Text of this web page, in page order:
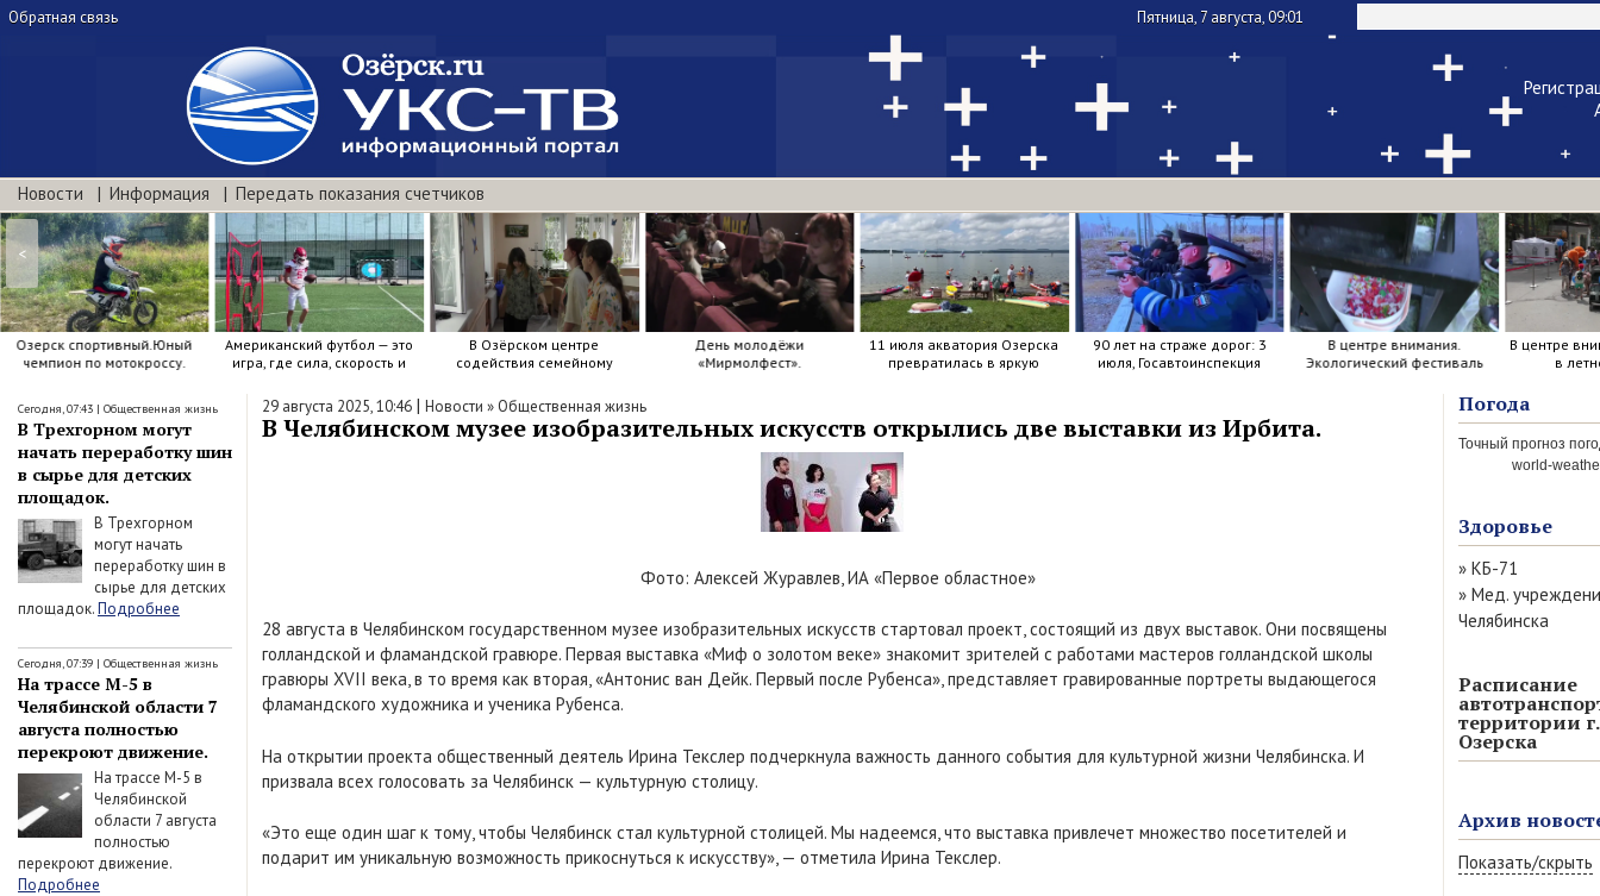
Обратная связь Пятница, 7 августа, 09:01
Чужой
Напомнить
Новости Информация Передать показания счетчиков
Озерск спортивный.Юный
чемпион по мотокроссу.
Американский футбол — это
игра, где сила, скорость и
В Озёрском центре
содействия семейному
День молодёжи
«Мирмолфест».
11 июля акватория Озерска
превратилась в яркую
90 лет на страже дорог: 3
июля, Госавтоинспекция
В центре внимания.
Экологический фестиваль
В центре
в
<
Сегодня, 07:43 | Общественная жизнь
В Трехгорном могут
начать переработку шин
в сырье для детских
площадок.
В Трехгорном
могут начать
переработку шин в
сырье для детских
площадок.Подробнее
Сегодня, 07:39 | Общественная жизнь
На трассе М-5 в
Челябинской области 7
августа полностью
перекроют движение.
На трассе М-5 в
Челябинской
области 7 августа
полностью
перекроют движение.
Подробнее
29 августа 2025, 10:46 | Новости » Общественная жизнь
В Челябинском музее изобразительных искусств открылись две выставки из Ирбита.
Фото: Алексей Журавлев, ИА «Первое областное»
28 августа в Челябинском государственном музее изобразительных искусств стартовал проект, состоящий из двух выставок. Они посвящены
голландской и фламандской гравюре. Первая выставка «Миф о золотом веке» знакомит зрителей с работами мастеров голландской школы
гравюры XVII века, в то время как вторая, «Антонис ван Дейк. Первый после Рубенса», представляет гравированные портреты выдающегося
фламандского художника и ученика Рубенса.
На открытии проекта общественный деятель Ирина Текслер подчеркнула важность данного события для культурной жизни Челябинска. И
призвала всех голосовать за Челябинск — культурную столицу.
«Это еще один шаг к тому, чтобы Челябинск стал культурной столицей. Мы надеемся, что выставка привлечет множество посетителей и
подарит им уникальную возможность прикоснуться к искусству», — отметила Ирина Текслер.
Погода
world-
Здоровье
» КБ-71
» Мед.
Челябинска
Расписание
территории г.
Озерска
Архив
Показать/скрыть